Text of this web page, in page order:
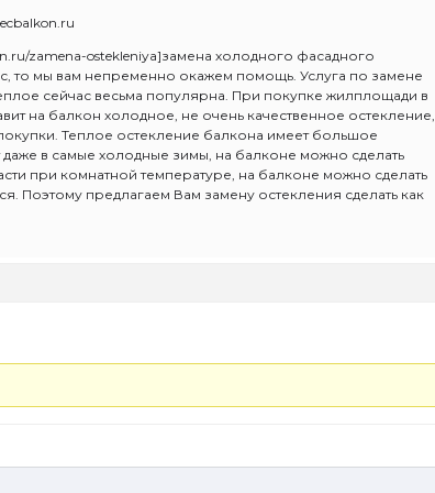
zamena-ostekleniya]замена холодного фасадного
то мы вам непременно окажем помощь. Услуга по замене
сейчас весьма популярна. При покупке жилплощади в
на балкон холодное, не очень качественное остекление,
Теплое остекление балкона имеет большое
в самые холодные зимы, на балконе можно сделать
при комнатной температуре, на балконе можно сделать
Поэтому предлагаем Вам замену остекления сделать как